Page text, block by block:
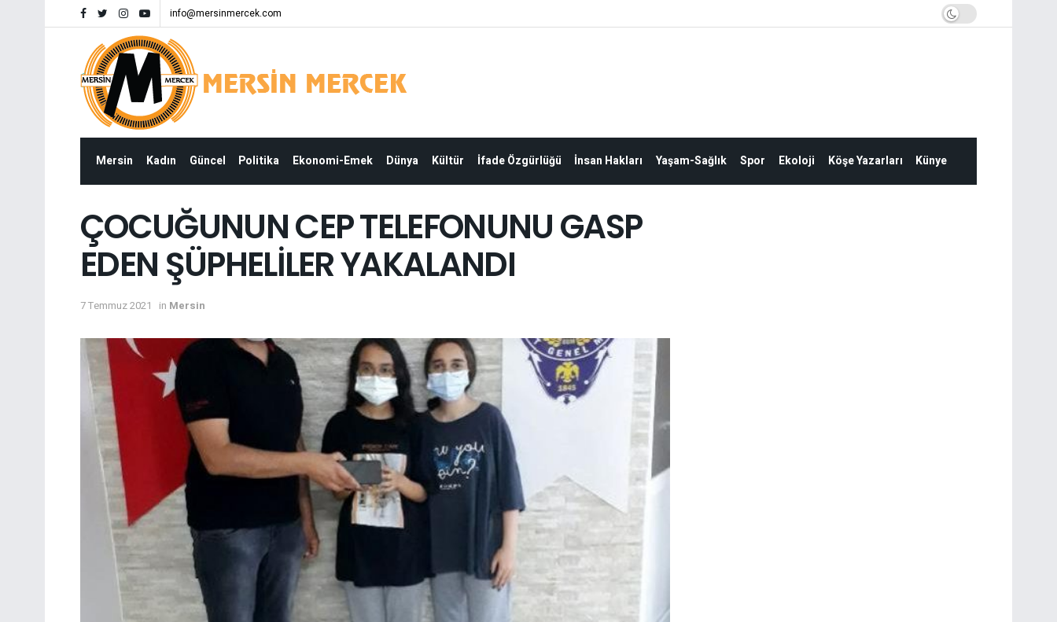
info@mersinmercek.com
Mersin Kadın Güncel Politika Ekonomi-Emek Dünya Kültür İfade Özgürlüğü İnsan Hakları Yaşam-Sağlık Spor Ekoloji Köşe Yazarları Künye
ÇOCUĞUNUN CEP TELEFONUNU GASP
EDEN ŞÜPHELİLER YAKALANDI
7 Temmuz 2021 in Mersin